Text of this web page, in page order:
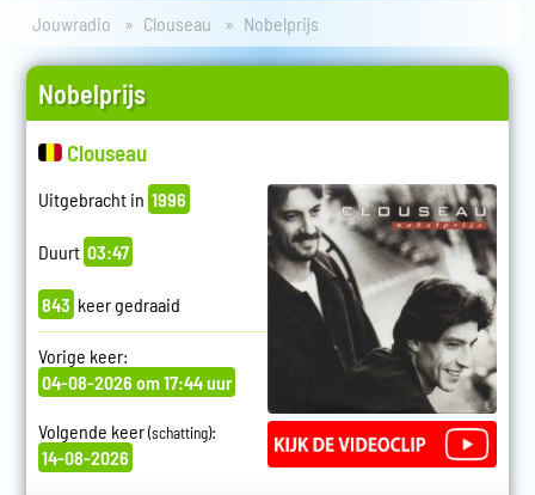
Jouwradio Clouseau Nobelprijs
Nobelprijs
Clouseau
Uitgebracht in 1996
Duurt 03:47
843 keer gedraaid
Vorige keer:
04-08-2026 om 17:44 uur
Volgende keer(schatting):
14-08-2026